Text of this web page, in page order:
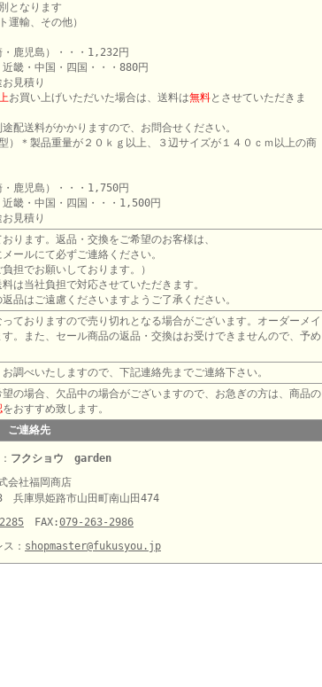
となります
運輸、その他）
鹿児島）・・・1,232円
畿・中国・四国・・・880円
見積り
お買い上げいただいた場合は、送料は無料とさせていただきま
配送料がかかりますので、お問合せください。
＊製品重量が２０ｋｇ以上、３辺サイズが１４０ｃｍ以上の商
鹿児島）・・・1,750円
畿・中国・四国・・・1,500円
見積り
ります。返品・交換をご希望のお客様は、
ールにて必ずご連絡ください。
担でお願いしております。）
は当社負担で対応させていただきます。
品はご遠慮くださいますようご了承ください。
ておりますので売り切れとなる場合がございます。オーダーメイ
す。また、セール商品の返品・交換はお受けできませんので、予め
調べいたしますので、下記連絡先までご連絡下さい。
望の場合、欠品中の場合がございますので、お急ぎの方は、商品の
をおすすめ致します。
ご連絡先
フクショウ garden
会社福岡商店
兵庫県姫路市山田町南山田474
FAX:079-263-2986
： shopmaster@fukusyou.jp